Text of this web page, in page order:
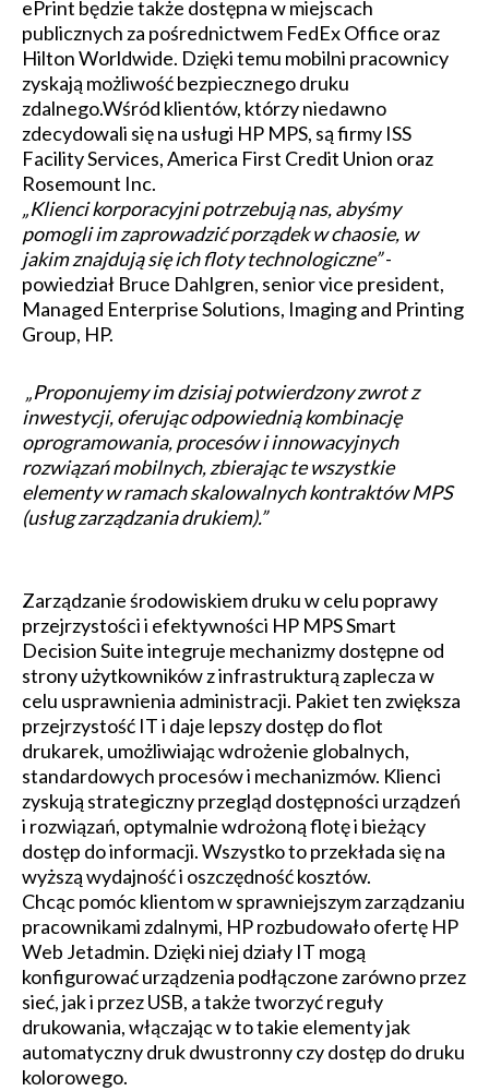
ePrint będzie także dostępna w miejscach
publicznych za pośrednictwem FedEx Office oraz
Hilton Worldwide. Dzięki temu mobilni pracownicy
zyskają możliwość bezpiecznego druku
zdalnego.Wśród klientów, którzy niedawno
zdecydowali się na usługi HP MPS, są firmy ISS
Facility Services, America First Credit Union oraz
Rosemount Inc.
„Klienci korporacyjni potrzebują nas, abyśmy
pomogli im zaprowadzić porządek w chaosie, w
jakim znajdują się ich floty technologiczne”-
powiedział Bruce Dahlgren, senior vice president,
Managed Enterprise Solutions, Imaging and Printing
Group, HP.
„Proponujemy im dzisiaj potwierdzony zwrot z
inwestycji, oferując odpowiednią kombinację
oprogramowania, procesów i innowacyjnych
rozwiązań mobilnych, zbierając te wszystkie
elementy w ramach skalowalnych kontraktów MPS
(usług zarządzania drukiem).”
Zarządzanie środowiskiem druku w celu poprawy
przejrzystości i efektywności HP MPS Smart
Decision Suite integruje mechanizmy dostępne od
strony użytkowników z infrastrukturą zaplecza w
celu usprawnienia administracji. Pakiet ten zwiększa
przejrzystość IT i daje lepszy dostęp do flot
drukarek, umożliwiając wdrożenie globalnych,
standardowych procesów i mechanizmów. Klienci
zyskują strategiczny przegląd dostępności urządzeń
i rozwiązań, optymalnie wdrożoną flotę i bieżący
dostęp do informacji. Wszystko to przekłada się na
wyższą wydajność i oszczędność kosztów.
Chcąc pomóc klientom w sprawniejszym zarządzaniu
pracownikami zdalnymi, HP rozbudowało ofertę HP
Web Jetadmin. Dzięki niej działy IT mogą
konfigurować urządzenia podłączone zarówno przez
sieć, jak i przez USB, a także tworzyć reguły
drukowania, włączając w to takie elementy jak
automatyczny druk dwustronny czy dostęp do druku
kolorowego.